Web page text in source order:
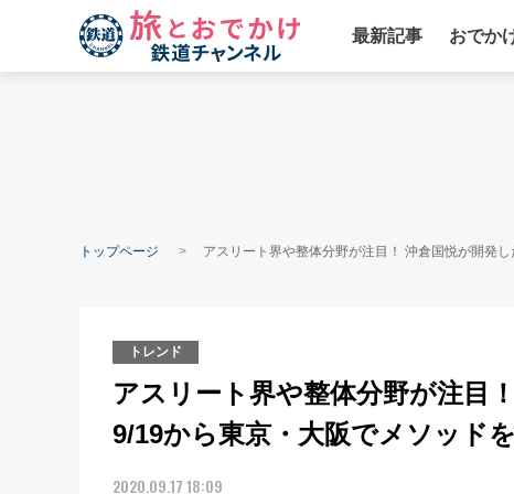
最新記事 おでか
トップページ アスリート界や整体分野が注目！ 沖倉国悦が開発
トレンド
アスリート界や整体分野が注目
9/19から東京・大阪でメソッド
2020.09.17 18:09